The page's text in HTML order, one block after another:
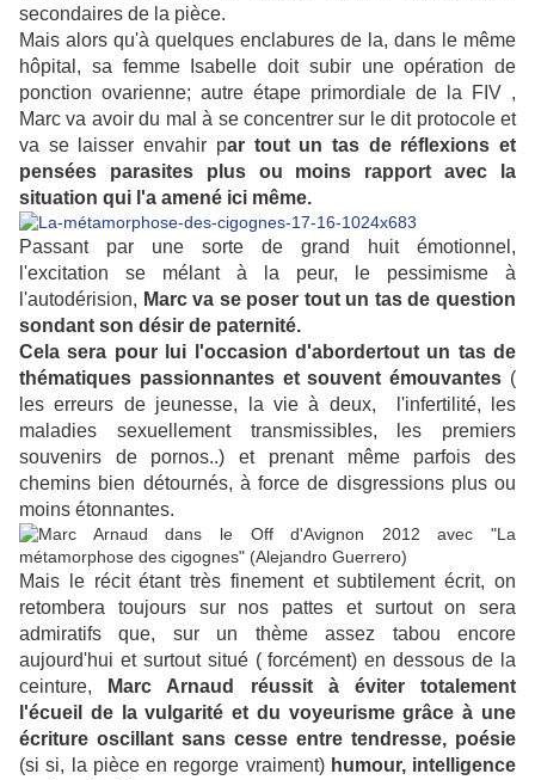
secondaires de la pièce.
Mais alors qu'à quelques enclabures de la, dans le même
hôpital, sa femme Isabelle doit subir une opération de
ponction ovarienne; autre étape primordiale de la FIV ,
Marc va avoir du mal à se concentrer sur le dit protocole et
va se laisser envahir par tout un tas de réflexions et
pensées parasites plus ou moins rapport avec la
situation qui l'a amené ici même.
Passant par une sorte de grand huit émotionnel,
l'excitation se mélant à la peur, le pessimisme à
l'autodérision, Marc va se poser tout un tas de question
sondant son désir de paternité.
Cela sera pour lui l'occasion d'abordertout un tas de
thématiques passionnantes et souvent émouvantes (
les erreurs de jeunesse, la vie à deux, l'infertilité, les
maladies sexuellement transmissibles, les premiers
souvenirs de pornos..) et prenant même parfois des
chemins bien détournés, à force de disgressions plus ou
moins étonnantes.
Mais le récit étant très finement et subtilement écrit, on
retombera toujours sur nos pattes et surtout on sera
admiratifs que, sur un thème assez tabou encore
aujourd'hui et surtout situé ( forcément) en dessous de la
ceinture,
Marc Arnaud réussit à éviter totalement
l'écueil de la vulgarité et du voyeurisme grâce à une
écriture oscillant sans cesse entre tendresse, poésie
(si si, la pièce en regorge vraiment)humour, intelligence